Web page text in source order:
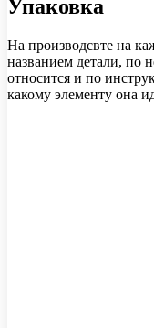
Упаковка
На производсвте на
названием детали, по
относится и по
какому элементу она